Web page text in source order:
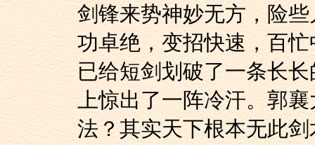
剑锋来势神妙无方，险
功卓绝，变招快速，百
已给短剑划破了一条长
上惊出了一阵冷汗。郭
法？其实天下根本无此